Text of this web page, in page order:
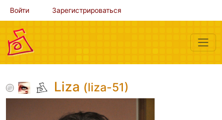
Войти Зарегистрироваться
Liza (liza-51)